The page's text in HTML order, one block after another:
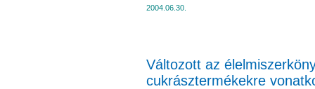
2004.06.30.
Változott az
cukrásztermékekre